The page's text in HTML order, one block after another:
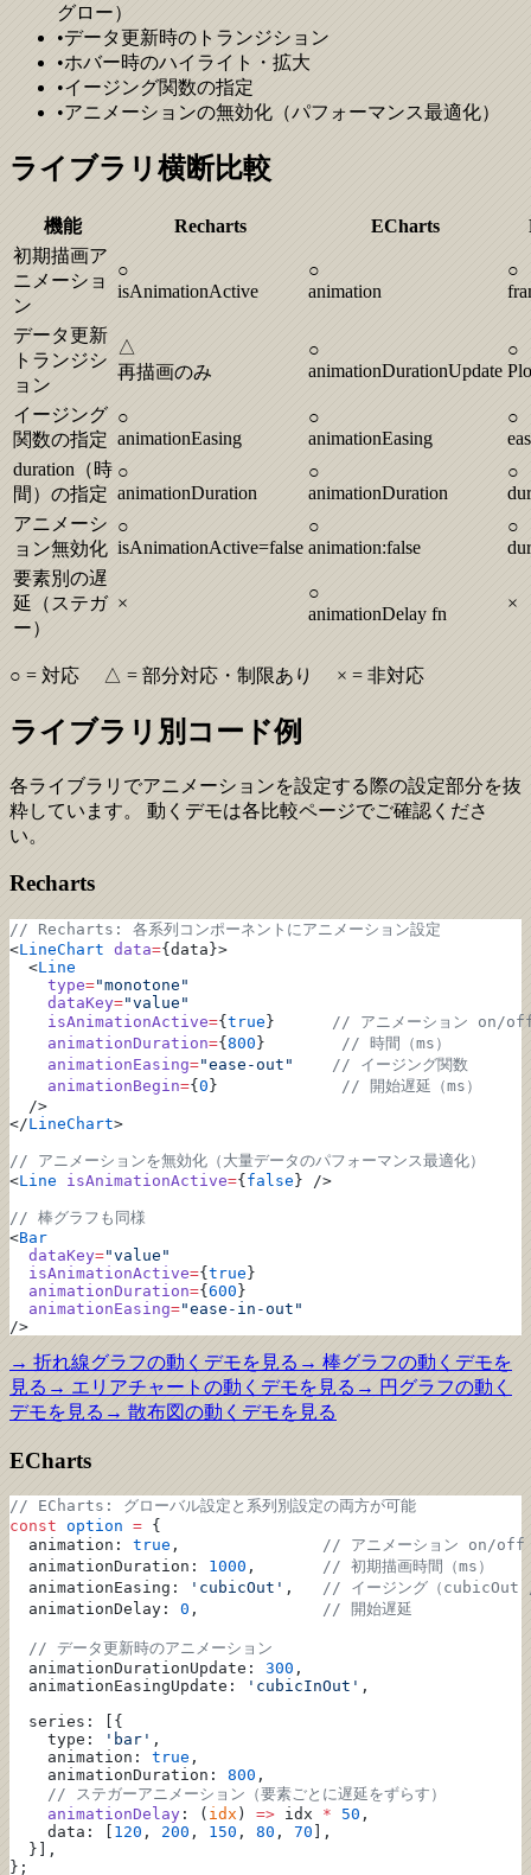
グロー）
•データ更新時のトランジション
•ホバー時のハイライト・拡大
•イージング関数の指定
•アニメーションの無効化（パフォーマンス最適化）
ライブラリ横断比較
機能 Recharts ECharts
初期描画ア
ニメーショ
ン
○
isAnimationActive
○
animation
○
データ更新
トランジシ
ョン
△
再描画のみ
○
animationDurationUpdate
○
イージング
関数の指定
○
animationEasing
○
animationEasing
○
duration（時
間）の指定
○
animationDuration
○
animationDuration
○
アニメーシ
ョン無効化
○
isAnimationActive=false
○
animation:false
○
要素別の遅
延（ステガ
ー）
×
○
animationDelay fn
×
○ = 対応 △ = 部分対応・制限あり × = 非対応
ライブラリ別コード例
各ライブラリでアニメーションを設定する際の設定部分を抜
粋しています。 動くデモは各比較ページでご確認くださ
い。
Recharts
// Recharts: 各系列コンポーネントにアニメーション設定
<LineChart data={data}>
  <
Line
    type
="monotone"
    dataKey
="value"
    isAnimationActive
={ true }
// アニメーション on/
    animationDuration
={ 800 }
// 時間（ms）
    animationEasing
="ease-out"
    // イージング関数
    animationBegin
={ 0 }
// 開始遅延（ms）
  />
</LineChart>
// アニメーションを無効化（大量データのパフォーマンス最適化）
<Line isAnimationActive={ false } />
// 棒グラフも同様
<Bar
  dataKey
="value"
  isAnimationActive
={ true }
  animationDuration
={ 600 }
  animationEasing
="ease-in-out"
/>
→ 折れ線グラフの動くデモを見る → 棒グラフの動くデモを
見る → エリアチャート の動くデモを見る → 円グラフの動く
デモを見る → 散布図の動くデモを見る
ECharts
// ECharts: グローバル設定と系列別設定の両方が可能
const option = {
  animation:
true , // アニメーション on/off
  animationDuration:
1000 , // 初期描画時間（ms）
  animationEasing:
'cubicOut' , // イージング（
  animationDelay:
0 , // 開始遅延
  // データ更新時のアニメーション
  animationDurationUpdate:
300 ,
  animationEasingUpdate:
'cubicInOut' ,
  series: [{
    type:
'bar' ,
    animation:
true ,
    animationDuration:
800 ,
    // ステガーアニメーション（要素ごとに遅延をずらす）
    animationDelay
: ( idx ) => idx * 50 ,
    data: [
120 , 200 , 150 , 80 , 70 ],
  }],
};